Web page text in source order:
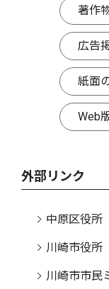
著作
広告
紙面
Web
外部リンク
中原区役所
川崎市役所
川崎市市民